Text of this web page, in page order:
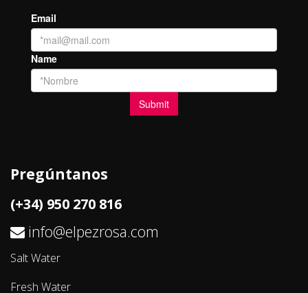
Pregúntanos
(+34) 950 270 816
info@elpezrosa.com
Salt Water
Fresh Water